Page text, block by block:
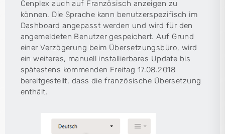
Cenplex auch auf Französisch anzeigen zu
können. Die Sprache kann benutzerspezifisch im
Dashboard angepasst werden und wird für den
angemeldeten Benutzer gespeichert. Auf Grund
einer Verzögerung beim Übersetzungsbüro, wird
ein weiteres, manuell installierbares Update bis
spätestens kommenden Freitag 17.08.2018
bereitgestellt, dass die französische Übersetzung
enthält.